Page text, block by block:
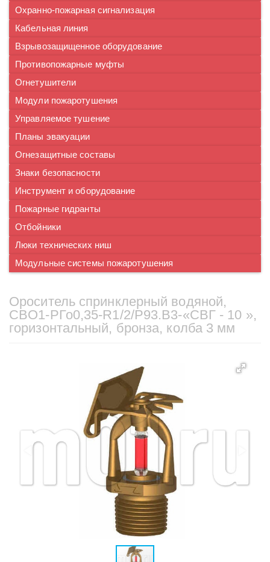
Охранно-пожарная сигнализация
Кабельная линия
Взрывозащищенное оборудование
Противопожарные муфты
Огнетушители
Модули пожаротушения
Управляемое тушение
Планы эвакуации
Огнезащитные составы
Знаки безопасности
Инструмент и оборудование
Пожарные гидранты
Отбойники
Люки технических ниш
Модульные системы пожаротушения
Ороситель спринклерный водяной,
CВO1-PГо0,35-R1/2/P93.B3-«СВГ - 10 »,
горизонтальный, бронза, колба 3 мм